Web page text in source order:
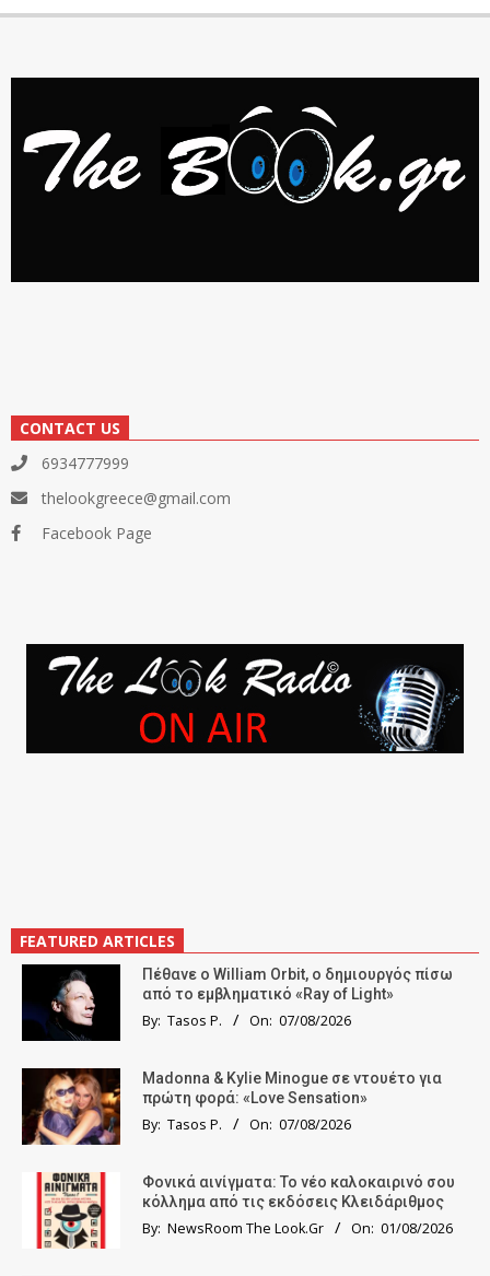
CONTACT US
6934777999
thelookgreece@gmail.com
Facebook Page
FEATURED ARTICLES
Πέθανε ο William Orbit, ο δημιουργός πίσω
από το εμβληματικό «Ray of Light»
By: Tasos P. On: 07/08/2026
Madonna & Kylie Minogue σε ντουέτο για
πρώτη φορά: «Love Sensation»
By: Tasos P. On: 07/08/2026
Φονικά αινίγματα: Το νέο καλοκαιρινό σου
κόλλημα από τις εκδόσεις Κλειδάριθμος
By: NewsRoom The Look.Gr On: 01/08/2026